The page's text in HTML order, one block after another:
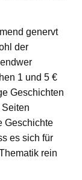
genervt
der
1 und 5 €
Geschichten
Geschichte
es sich für
rein